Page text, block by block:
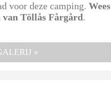
voor deze camping.Wees
van Töllås Fårgård.
»